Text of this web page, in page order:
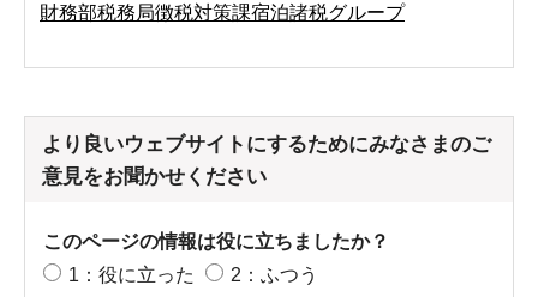
財務部税務局徴税対策課宿泊諸税グループ
より良いウェブサイトにするためにみなさまのご
意見をお聞かせください
このページの情報は役に立ちましたか？
1：役に立った
2：ふつう